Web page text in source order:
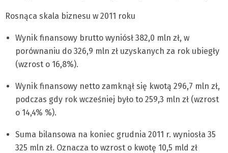
Rosnąca skala biznesu w 2011 roku
Wynik finansowy brutto wyniósł 382,0 mln zł, w
porównaniu do 326,9 mln zł uzyskanych za rok ubiegły
(wzrost o 16,8%).
Wynik finansowy netto zamknął się kwotą 296,7 mln zł,
podczas gdy rok wcześniej było to 259,3 mln zł (wzrost
o 14,4% %).
Suma bilansowa na koniec grudnia 2011 r. wyniosła 35
325 mln zł. Oznacza to wzrost o kwotę 10,5 mld zł